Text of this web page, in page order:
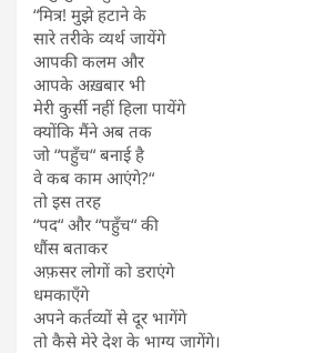
“मित्र! मुझे हटाने के
सारे तरीके व्यर्थ जायेंगे
आपकी कलम और
आपके अख़बार भी
मेरी कुर्सी नहीं हिला पायेंगे
क्योंकि मैंने अब तक
जो “पहुँच“ बनाई है
वे कब काम आएंगे?“
तो इस तरह
“पद“ और “पहुँच“ की
धौंस बताकर
अफ़सर लोगों को डराएंगे
धमकाएँगे
अपने कर्तव्यों से दूर भागेंगे
तो कैसे मेरे देश के भाग्य जागेंगे।